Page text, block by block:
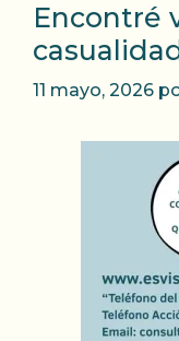
Encontré
11 mayo, 2026